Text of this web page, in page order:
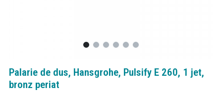
Palarie de dus, Hansgrohe, Pulsify E 260, 1 jet,
bronz periat